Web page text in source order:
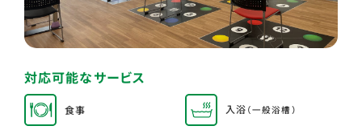
対応可能なサービス
食事 入浴（一般浴槽）